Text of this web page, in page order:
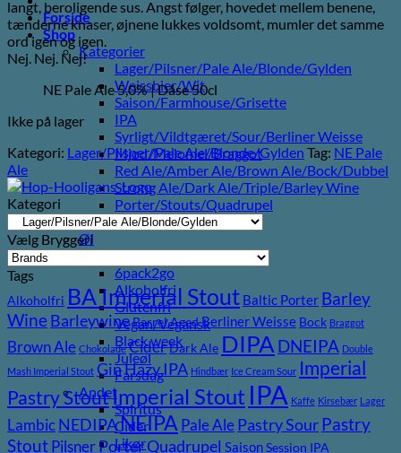
Forside
Shop
Kategorier
Lager/Pilsner/Pale Ale/Blonde/Gylden
Weissbier/Wit
Saison/Farmhouse/Grisette
IPA
Syrligt/Vildtgæret/Sour/Berliner Weisse
Mjød/Melomel/Braggot
Red Ale/Amber Ale/Brown Ale/Bock/Dubbel
Strong Ale/Dark Ale/Triple/Barley Wine
Porter/Stouts/Quadrupel
Røgøl
Øl
Tilbud
6pack2go
Alkoholfri
Glutenfri
Vegan/Vegansk
Black week
Juleøl
Farsdag
Andet
Spiritus
Cider
Likør
langt, beroligende sus. Angst følger, hovedet mellem benene,
tænderne knaser, øjnene lukkes voldsomt, mumler det samme
ord igen og igen.
Nej. Nej. Nej!
NE Pale Ale 5,0% | Dåse 50cl
Ikke på lager
Kategori: Lager/Pilsner/Pale Ale/Blonde/Gylden Tag: NE Pale
Ale
Kategori
Vælg Bryggeri
Tags
Alkoholfri BA Imperial Stout Baltic Porter Barley
Wine BarleywineBarrel AgedBerliner Weisse Bock Braggot
Brown Ale Chokolade CiderDark Ale DIPA DNEIPA Double
Mash Imperial Stout GinHazy IPA Hindbær Ice Cream Sour Imperial
Pastry StoutImperial Stout IPA Kaffe Kirsebær Lager
Lambic NEDIPANEIPA Pale Ale Pastry Sour Pastry
Stout Pilsner PorterQuadrupel SaisonSession IPA